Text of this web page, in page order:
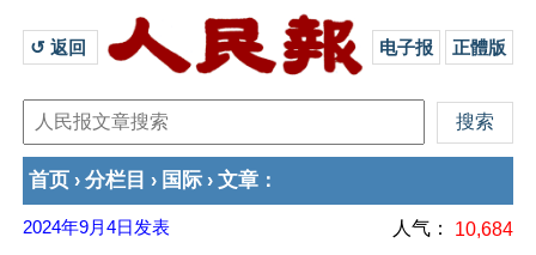
↺ 返回 电子报 正體版
首页 › 分栏目 › 国际 › 文章 ：
2024年9月4日 发表 人气： 10,684